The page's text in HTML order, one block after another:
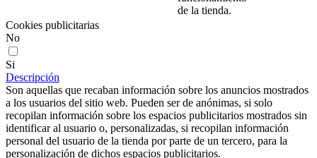
de la tienda.
Cookies publicitarias
No
Si
Descripción
Son aquellas que recaban información sobre los anuncios mostrados
a los usuarios del sitio web. Pueden ser de anónimas, si solo
recopilan información sobre los espacios publicitarios mostrados sin
identificar al usuario o, personalizadas, si recopilan información
personal del usuario de la tienda por parte de un tercero, para la
personalización de dichos espacios publicitarios.